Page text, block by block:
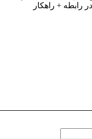
رابطه + راهکار